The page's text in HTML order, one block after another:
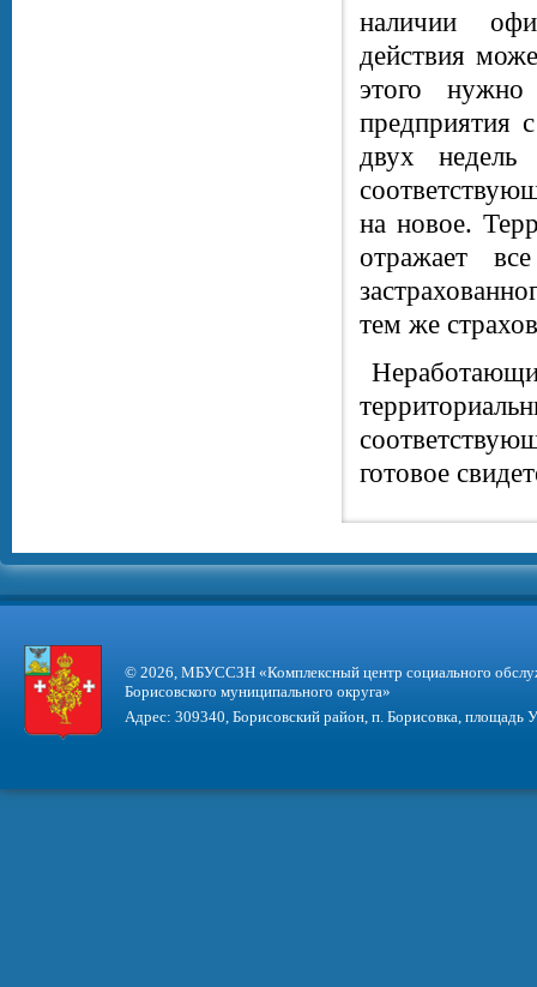
наличии
действия
этого нужно
предприятия
двух
на новое.
отражает
тем же
готовое
© 2026, МБУССЗН «Комплексный центр социального
Борисовского муниципального округа»
Адрес: 309340, Борисовский район, п. Борисовка, площадь